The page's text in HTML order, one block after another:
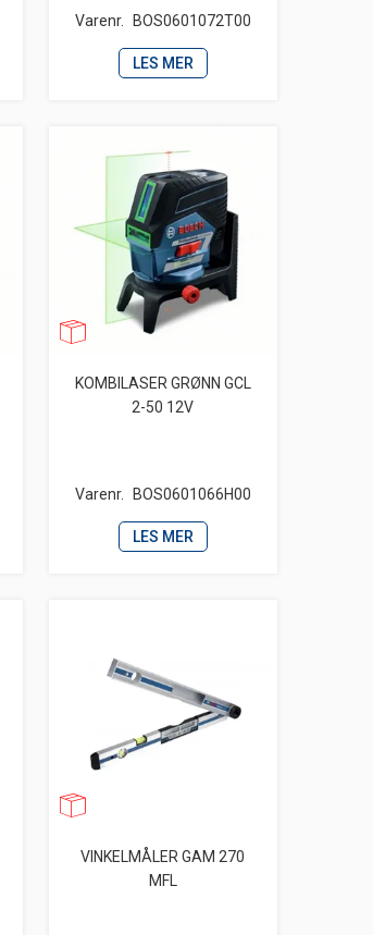
Varenr. BOS0601072T00
LES MER
KOMBILASER GRØNN GCL
2-50 12V
Varenr. BOS0601066H00
LES MER
VINKELMÅLER GAM 270
MFL